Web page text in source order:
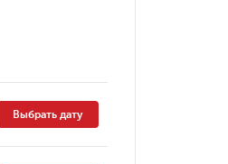
Выбрать дату